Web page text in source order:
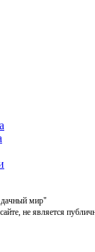
мир"
не является